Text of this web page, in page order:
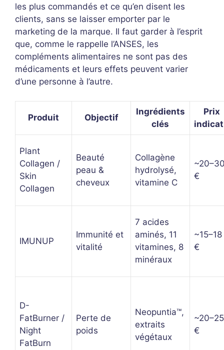
les plus commandés et ce qu’en disent les
clients, sans se laisser emporter par le
marketing de la marque. Il faut garder à l’esprit
que, comme le rappelle l’ANSES, les
compléments alimentaires ne sont pas des
médicaments et leurs effets peuvent varier
d’une personne à l’autre.
Produit Objectif
Ingrédients
clés
Prix
Plant
Collagen /
Skin
Collagen
Beauté
peau &
cheveux
Collagène
hydrolysé,
vitamine C
€
IMUNUP
Immunité et
vitalité
7 acides
aminés, 11
vitamines, 8
minéraux
~15–18
€
D-
FatBurner /
Night
FatBurn
Perte de
poids
Neopuntia™,
extraits
végétaux
~20–25
€